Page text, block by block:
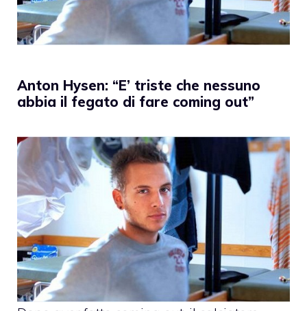
Anton Hysen: “E’ triste che nessuno
abbia il fegato di fare coming out”